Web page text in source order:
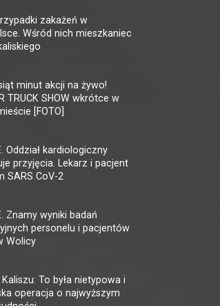
Łazienna 6
25 01
23 18
zakażeń w
Wśród nich mieszkaniec
minut akcji na żywo!
TRUCK SHOW wkrótce w
[FOTO]
Oddział kardiologiczny
przyjęcia. Lekarz i pacjent
SARS CoV-2
Znamy wyniki badań
personelu i pacjentów
Wolicy
To była nietypowa i
operacja o najwyższym